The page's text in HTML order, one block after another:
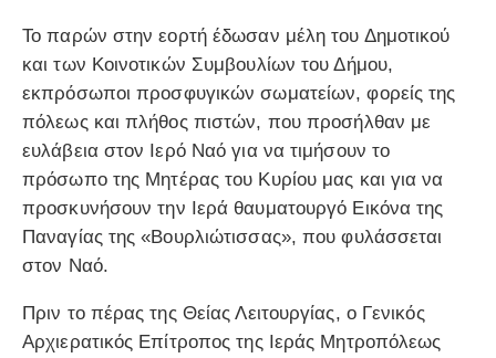
Το παρών στην εορτή έδωσαν μέλη του Δημοτικού
και των Κοινοτικών Συμβουλίων του Δήμου,
εκπρόσωποι προσφυγικών σωματείων, φορείς της
πόλεως και πλήθος πιστών, που προσήλθαν με
ευλάβεια στον Ιερό Ναό για να τιμήσουν το
πρόσωπο της Μητέρας του Κυρίου μας και για να
προσκυνήσουν την Ιερά θαυματουργό Εικόνα της
Παναγίας της «Βουρλιώτισσας», που φυλάσσεται
στον Ναό.
Πριν το πέρας της Θείας Λειτουργίας, ο Γενικός
Αρχιερατικός Επίτροπος της Ιεράς Μητροπόλεως